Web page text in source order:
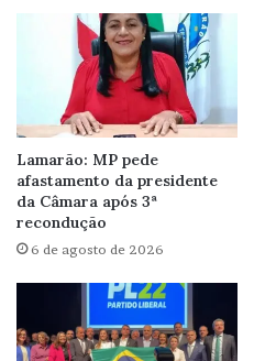
Lamarão: MP pede
afastamento da presidente
da Câmara após 3ª
recondução
6 de agosto de 2026